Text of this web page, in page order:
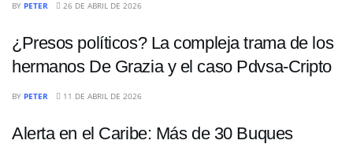
BY PETER 26 DE ABRIL DE 2026
¿Presos políticos? La compleja trama de los
hermanos De Grazia y el caso Pdvsa-Cripto
BY PETER 11 DE ABRIL DE 2026
Alerta en el Caribe: Más de 30 Buques